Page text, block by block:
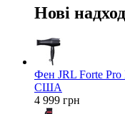
Нові
Фен JRL Forte Pro
США
4 999 грн